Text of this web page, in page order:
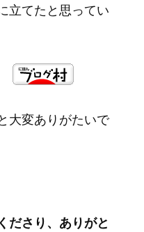
立てたと思ってい
大変ありがたいで
ださり、ありがと